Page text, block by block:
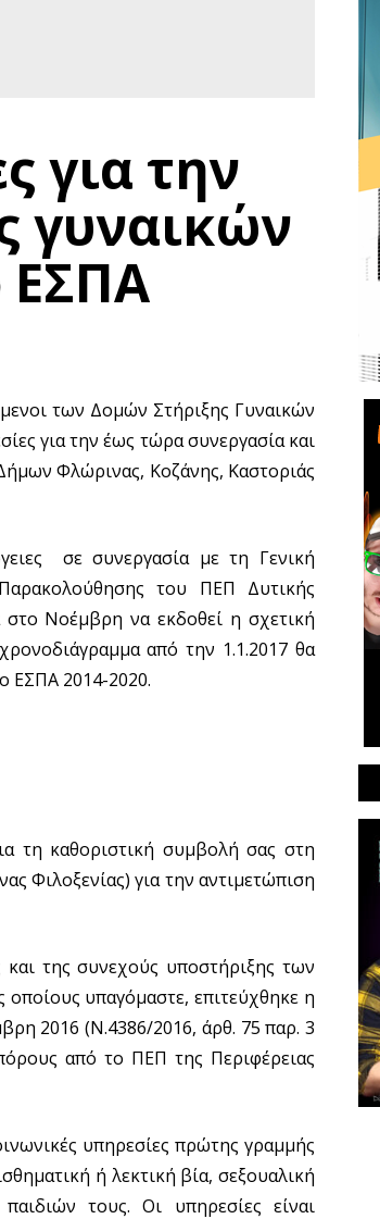
για την
γυναικών
ΕΣΠΑ
των Δομών Στήριξης Γυναικών
για την έως τώρα συνεργασία και
Φλώρινας, Κοζάνης, Καστοριάς
σε συνεργασία με τη Γενική
του ΠΕΠ Δυτικής
Νοέμβρη να εκδοθεί η σχετική
από την 1.1.2017 θα
ΕΣΠΑ 2014-2020.
τη καθοριστική συμβολή σας στη
Φιλοξενίας) για την αντιμετώπιση
της συνεχούς υποστήριξης των
υπαγόμαστε, επιτεύχθηκε η
2016 (Ν.4386/2016, άρθ. 75 παρ. 3
από το ΠΕΠ της Περιφέρειας
υπηρεσίες πρώτης γραμμής
ή λεκτική βία, σεξουαλική
τους. Οι υπηρεσίες είναι